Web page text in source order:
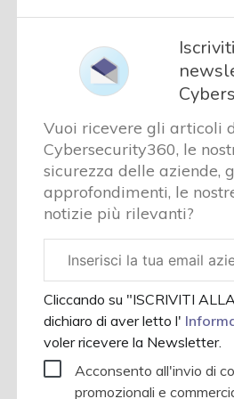
Vuoi ricevere gli articoli
Cybersecurity360, le
sicurezza delle aziende,
approfondimenti, le
notizie più rilevanti?
aziendale
Cliccando su "ISCRIVITI
dichiaro di aver letto l'
voler ricevere la Newsletter.
Acconsento all'invio di
promozionali e